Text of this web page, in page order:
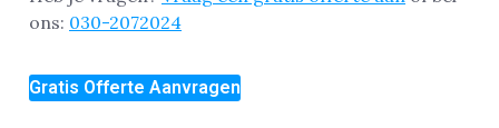
ons: 030-2072024
Gratis Offerte Aanvragen